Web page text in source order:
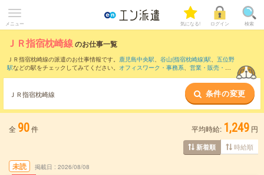
メニュー 気になる! ログイン 検索
ＪＲ指宿枕崎線のお仕事一覧
ＪＲ指宿枕崎線の派遣のお仕事情報です。 鹿児島中央駅、 谷山(指宿枕崎線)駅、 五位野
駅などの駅をチェックしてみてください。 オフィスワーク・事務系、 営業・販売・サ
などのこだわり条件で絞り込んでいただけます。
ＪＲ指宿枕崎線 条件の変更
全 90件 平均時給: 1,249 円
新着順 時給順
未読 掲載日 2026/08/08